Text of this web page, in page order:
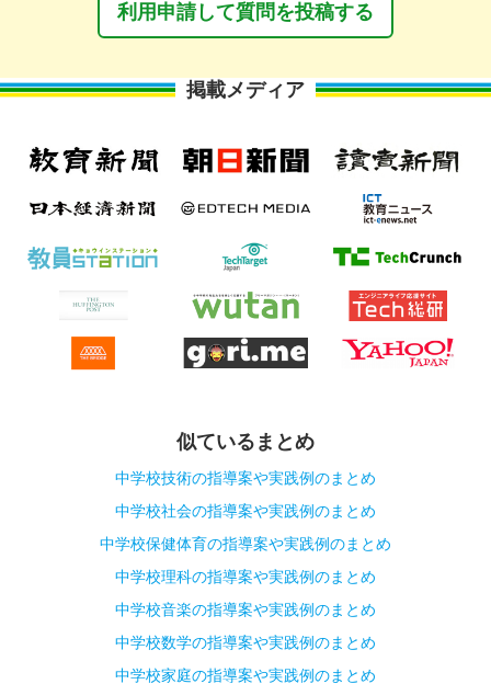
利用申請して質問を投稿する
掲載メディア
似ているまとめ
中学校技術の指導案や実践例のまとめ
中学校社会の指導案や実践例のまとめ
中学校保健体育の指導案や実践例のまとめ
中学校理科の指導案や実践例のまとめ
中学校音楽の指導案や実践例のまとめ
中学校数学の指導案や実践例のまとめ
中学校家庭の指導案や実践例のまとめ